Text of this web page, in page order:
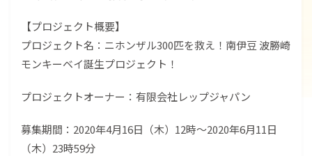
【プロジェクト概要】
プロジェクト名：ニホンザル300匹を救え！南伊豆 波勝崎
モンキーベイ誕生プロジェクト！
プロジェクトオーナー：有限会社レップジャパン
募集期間：2020年4月16日（木）12時～2020年6月11日
（木）23時59分